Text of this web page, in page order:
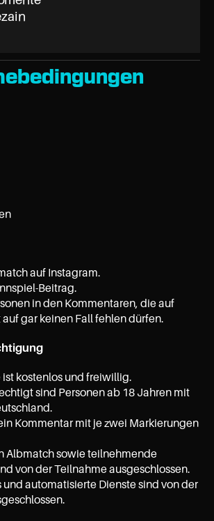
auf Instagram.
Beitrag.
in den Kommentaren, die auf
gar keinen Fall fehlen dürfen.
kostenlos und freiwillig.
sind Personen ab 18 Jahren mit
Kommentar mit je zwei Markierungen
Albmatch sowie teilnehmende
von der Teilnahme ausgeschlossen.
und automatisierte Dienste sind von der